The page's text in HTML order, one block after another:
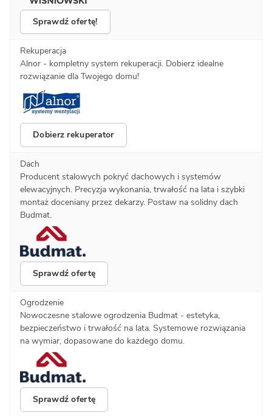
Sprawdź ofertę!
Rekuperacja
Alnor - kompletny system rekuperacji. Dobierz idealne
rozwiązanie dla Twojego domu!
Dobierz rekuperator
Dach
Producent stalowych pokryć dachowych i systemów
elewacyjnych. Precyzja wykonania, trwałość na lata i szybki
montaż doceniany przez dekarzy. Postaw na solidny dach
Budmat.
Sprawdź ofertę
Ogrodzenie
Nowoczesne stalowe ogrodzenia Budmat - estetyka,
bezpieczeństwo i trwałość na lata. Systemowe rozwiązania
na wymiar, dopasowane do każdego domu.
Sprawdź ofertę